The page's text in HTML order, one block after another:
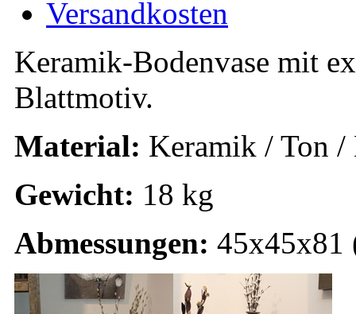
Versandkosten
Keramik-Bodenvase mit
Blattmotiv.
Material: Keramik / Ton /
Gewicht: 18 kg
Abmessungen: